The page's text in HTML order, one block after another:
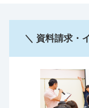
＼ 資料請求・